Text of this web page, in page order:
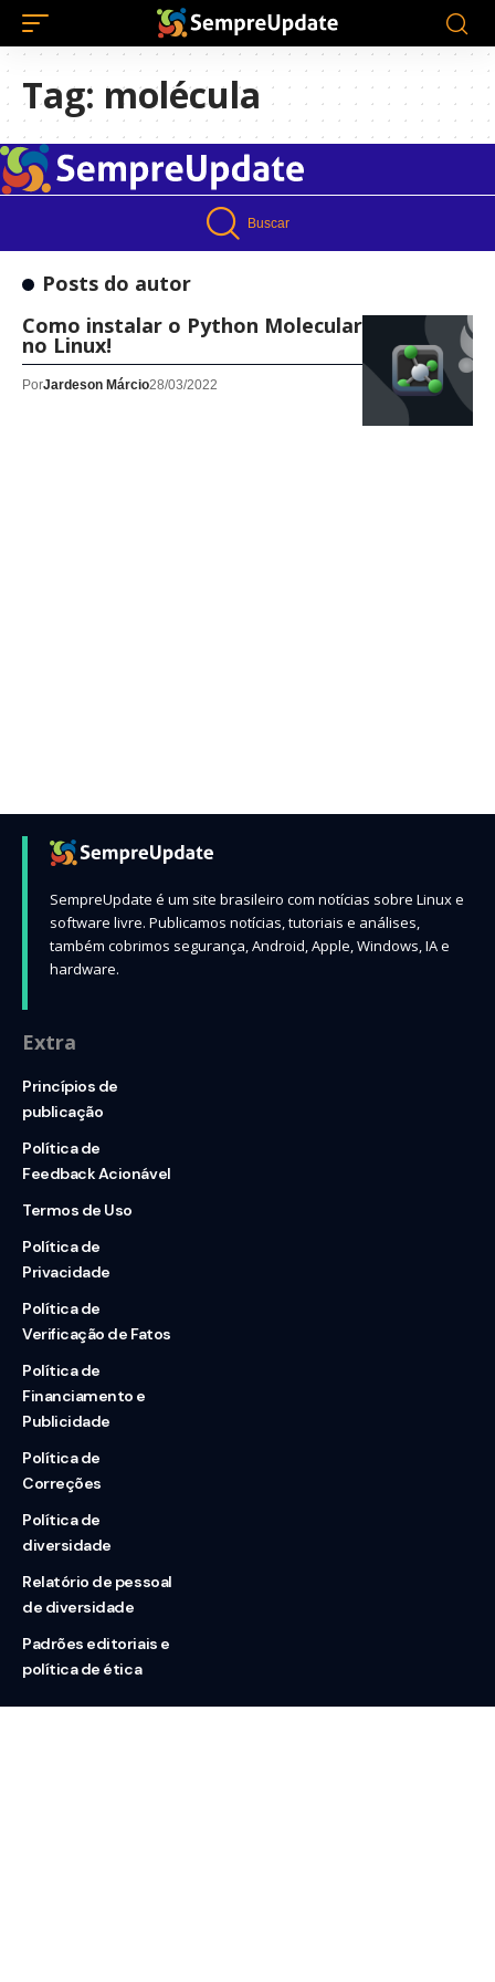
Tag: molécula
Buscar
Posts do autor
Como instalar o Python Molecular Graphics
no Linux!
PorJardeson Márcio28/03/2022
SempreUpdate é um site brasileiro com notícias sobre Linux e
software livre. Publicamos notícias, tutoriais e análises,
também cobrimos segurança, Android, Apple, Windows, IA e
hardware.
Extra
Princípios de
publicação
Política de
Feedback Acionável
Termos de Uso
Política de
Privacidade
Política de
Verificação de Fatos
Política de
Financiamento e
Publicidade
Política de
Correções
Política de
diversidade
Relatório de pessoal
de diversidade
Padrões editoriais e
política de ética